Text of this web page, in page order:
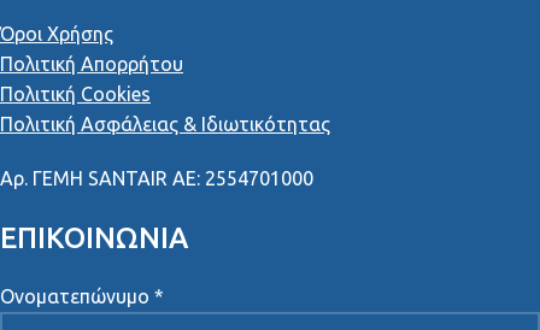
Όροι Χρήσης
Πολιτική Απορρήτου
Πολιτική Cookies
Πολιτική Ασφάλειας & Ιδιωτικότητας
Αρ. ΓΕΜΗ SANTAIR AE: 2554701000
ΕΠΙΚΟΙΝΩΝΙΑ
Ονοματεπώνυμο *